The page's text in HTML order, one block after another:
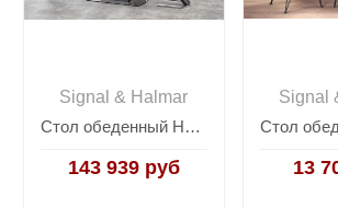
Signal & Halmar
Стол обеденный Halmar BILOTTI, раскладной (темно-серый/орех)
143 939 руб
Signal
13